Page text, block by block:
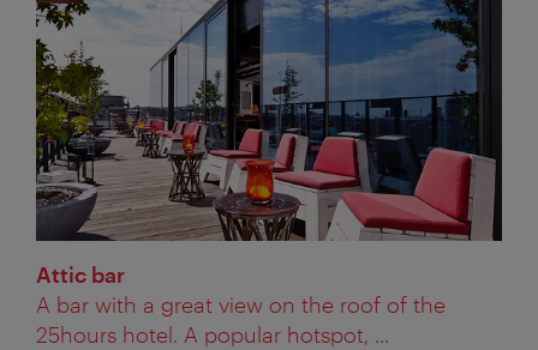
Attic bar
A bar with a great view on the roof of the
25hours hotel. A popular hotspot, ...